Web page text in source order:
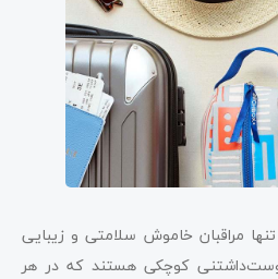
مراقبان خاموش سلامتی و زیبایی
کوچکی هستند که در هر